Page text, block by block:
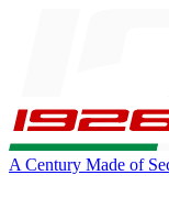
A Century Made of